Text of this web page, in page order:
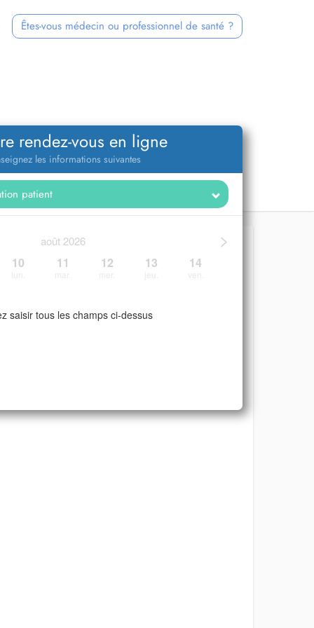
Êtes-vous médecin ou professionnel de santé ?
rendez-vous en ligne
les informations suivantes
>
août 2026
10 11 12 13 14
saisir tous les champs ci-dessus